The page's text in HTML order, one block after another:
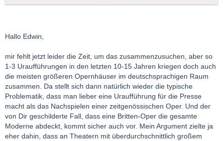
National Opera Washington: A View from the Bridge (Bolcom)
Houston: The Refuge (Christopher Theofanidis); Last Acts (Jack
Kansas: John Brown (Kirke Mechem)
Wenn ich nun im Gedächtnis habe, daß der damals kaum
bekannte Jack Heggie sein "Dead Man Walking" in San
Francisco zur Uraufführung brachte, der damalige No Name
Tobias Picker seine "Emmeline" in Santa Fé und daraufhin von
Dallas mit "Therese Raquin" beauftragt wurde, Thomas
Pasatieri den "Seagull" in Houston aufgeführt bekam, zeigt sich
doch ein ganz anderes Bild.
Hallo Edwin,
mir fehlt jetzt leider die Zeit, um das zusammenzusuchen, aber so
1-3 Uraufführungen in den letzten 10-15 Jahren kriegen doch auch
die meisten größeren Opernhäuser im deutschsprachigen Raum
zusammen. Da stellt sich dann natürlich wieder die typische
Problematik, dass man lieber eine Uraufführung für die Presse
macht als das Nachspielen einer zeitgenössischen Oper. Und der
von Dir geschilderte Fall, dass eine Britten-Oper die gesamte
Moderne abdeckt, kommt sicher auch vor. Mein Argument zielte ja
eher dahin, dass an Theatern mit überdurchschnittlich großem